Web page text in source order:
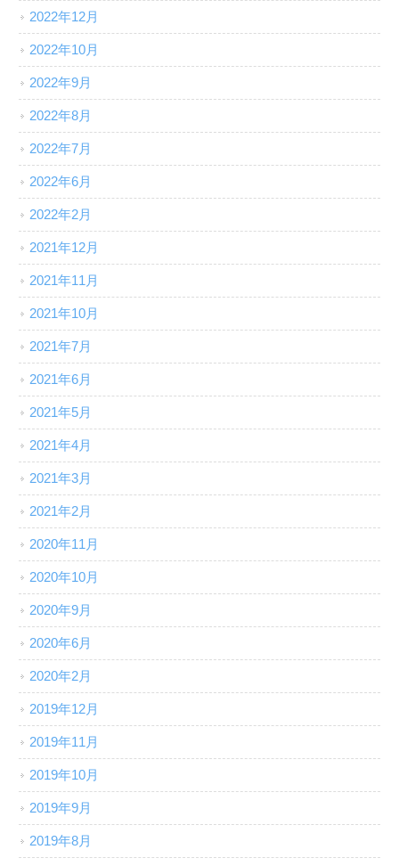
2022年12月
2022年10月
2022年9月
2022年8月
2022年7月
2022年6月
2022年2月
2021年12月
2021年11月
2021年10月
2021年7月
2021年6月
2021年5月
2021年4月
2021年3月
2021年2月
2020年11月
2020年10月
2020年9月
2020年6月
2020年2月
2019年12月
2019年11月
2019年10月
2019年9月
2019年8月